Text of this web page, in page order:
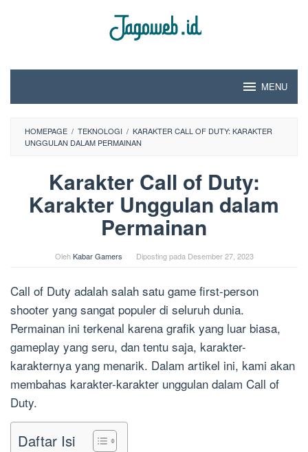
MENU
HOMEPAGE / TEKNOLOGI / KARAKTER CALL OF DUTY: KARAKTER
UNGGULAN DALAM PERMAINAN
Karakter Call of Duty:
Karakter Unggulan dalam
Permainan
OlehKabar Gamers Diposting pada Desember 27, 2023
Call of Duty adalah salah satu game first-person
shooter yang sangat populer di seluruh dunia.
Permainan ini terkenal karena grafik yang luar biasa,
gameplay yang seru, dan tentu saja, karakter-
karakternya yang menarik. Dalam artikel ini, kami akan
membahas karakter-karakter unggulan dalam Call of
Duty.
Daftar Isi